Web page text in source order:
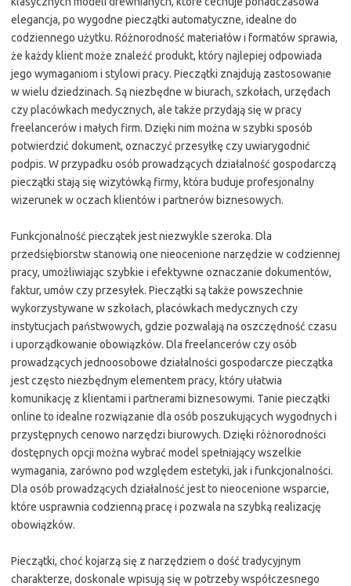
elegancja, po wygodne pieczątki automatyczne, idealne do
codziennego użytku. Różnorodność materiałów i formatów sprawia,
że każdy klient może znaleźć produkt, który najlepiej odpowiada
jego wymaganiom i stylowi pracy. Pieczątki znajdują zastosowanie
w wielu dziedzinach. Są niezbędne w biurach, szkołach, urzędach
czy placówkach medycznych, ale także przydają się w pracy
freelancerów i małych firm. Dzięki nim można w szybki sposób
potwierdzić dokument, oznaczyć przesyłkę czy uwiarygodnić
podpis. W przypadku osób prowadzących działalność gospodarczą
pieczątki stają się wizytówką firmy, która buduje profesjonalny
wizerunek w oczach klientów i partnerów biznesowych.
Funkcjonalność pieczątek jest niezwykle szeroka. Dla
przedsiębiorstw stanowią one nieocenione narzędzie w codziennej
pracy, umożliwiając szybkie i efektywne oznaczanie dokumentów,
faktur, umów czy przesyłek. Pieczątki są także powszechnie
wykorzystywane w szkołach, placówkach medycznych czy
instytucjach państwowych, gdzie pozwalają na oszczędność czasu
i uporządkowanie obowiązków. Dla freelancerów czy osób
prowadzących jednoosobowe działalności gospodarcze pieczątka
jest często niezbędnym elementem pracy, który ułatwia
komunikację z klientami i partnerami biznesowymi. Tanie pieczątki
online to idealne rozwiązanie dla osób poszukujących wygodnych i
przystępnych cenowo narzędzi biurowych. Dzięki różnorodności
dostępnych opcji można wybrać model spełniający wszelkie
wymagania, zarówno pod względem estetyki, jak i funkcjonalności.
Dla osób prowadzących działalność jest to nieocenione wsparcie,
które usprawnia codzienną pracę i pozwala na szybką realizację
obowiązków.
Pieczątki, choć kojarzą się z narzędziem o dość tradycyjnym
charakterze, doskonale wpisują się w potrzeby współczesnego